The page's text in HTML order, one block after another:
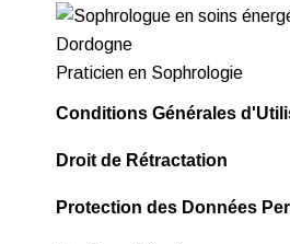
Praticien en Sophrologie
Conditions Générales
Droit de Rétractation
Protection des Données